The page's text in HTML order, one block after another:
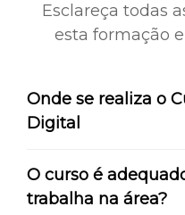
Esclareça todas
esta formação
Onde se realiza o
Digital
O curso é
trabalha na área?